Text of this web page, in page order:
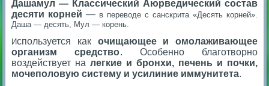
Дашамул — Классический Аюрведический состав
десяти корней — в переводе с санскрита «Десять корней».
Даша — десять, Мул — корень.
Используется как очищающее и омолаживающее
организм средство. Особенно благотворно
воздействует налегкие и бронхи, печень и почки,
мочеполовую систему и усилиние иммунитета.